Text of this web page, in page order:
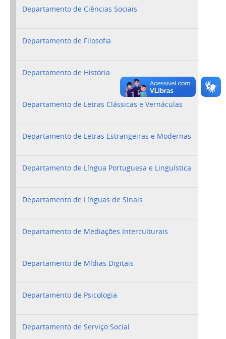
Departamento de Ciências Sociais
Departamento de Filosofia
Departamento de História
Departamento de Letras Clássicas e Vernáculas
Departamento de Letras Estrangeiras e Modernas
Departamento de Língua Portuguesa e Linguística
Departamento de Línguas de Sinais
Departamento de Mediações Interculturais
Departamento de Mídias Digitais
Departamento de Psicologia
Departamento de Serviço Social